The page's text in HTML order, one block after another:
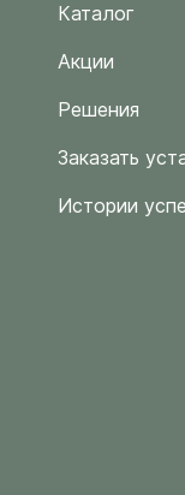
Каталог
Акции
Решения
Заказать
Истории